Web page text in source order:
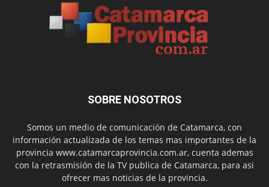
SOBRE NOSOTROS
Somos un medio de comunicación de Catamarca, con
información actualizada de los temas mas importantes de la
provincia www.catamarcaprovincia.com.ar, cuenta ademas
con la retrasmisión de la TV publica de Catamarca, para asi
ofrecer mas noticias de la provincia.